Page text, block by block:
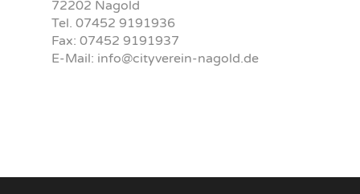
72202 Nagold
Tel. 07452 9191936
Fax: 07452 9191937
E-Mail: info@cityverein-nagold.de